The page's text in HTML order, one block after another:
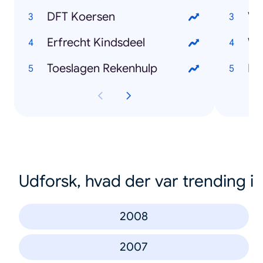
DFT Koersen
Erfrecht Kindsdeel
Toeslagen Rekenhulp
Udforsk, hvad der var trending i
2008
2007